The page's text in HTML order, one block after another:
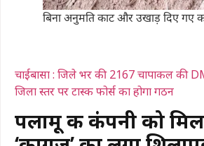
बिना अनुमति काट और उखाड़ दिए गए
चाईबासा : जिले भर की 2167 चापाकल की
जिला स्तर पर टास्क फोर्स का होगा गठन
पलामू की कंपनी को